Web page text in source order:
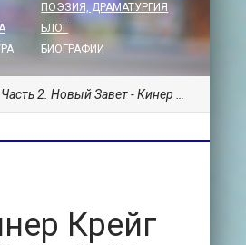
ПОЭЗИЯ, ДРАМАТУРГИЯ
БЛОГ
БИОГРАФИИ
2. Новый Завет - Кинер Крейг
Крейг